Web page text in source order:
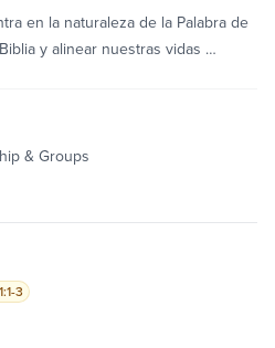
en la naturaleza de la Palabra de
y alinear nuestras vidas …
& Groups
3